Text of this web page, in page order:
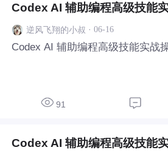
Codex AI 辅助编程高级技能
逆风飞翔的小叔 · 06-16
Codex AI 辅助编程高级技能实战
91
Codex AI 辅助编程高级技能